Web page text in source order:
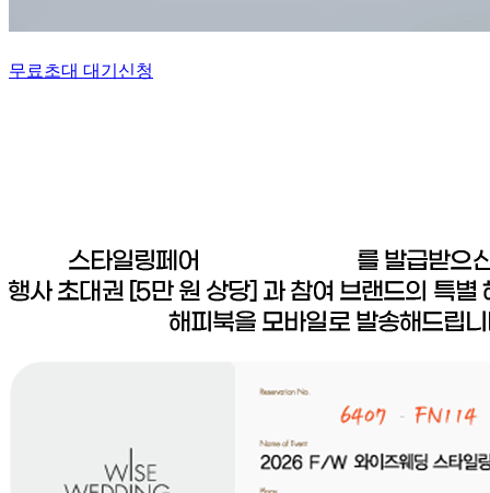
무료초대 대기신청